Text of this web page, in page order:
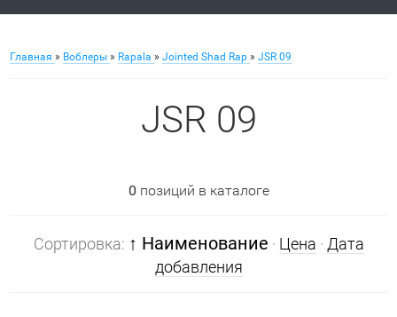
Главная » Воблеры » Rapala » Jointed Shad Rap » JSR 09
JSR 09
0 позиций в каталоге
Сортировка: ↑ Наименование · Цена · Дата
добавления